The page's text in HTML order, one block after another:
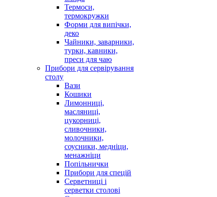
Термоси,
термокружки
Форми для випічки,
деко
Чайники, заварники,
турки, кавники,
преси для чаю
Прибори для сервірування
столу
Вази
Кошики
Лимонниці,
масляниці,
цукорниці,
сливочники,
молочники,
соусники, медніци,
менажніци
Попільнички
Прибори для спецій
Серветниці і
серветки столові